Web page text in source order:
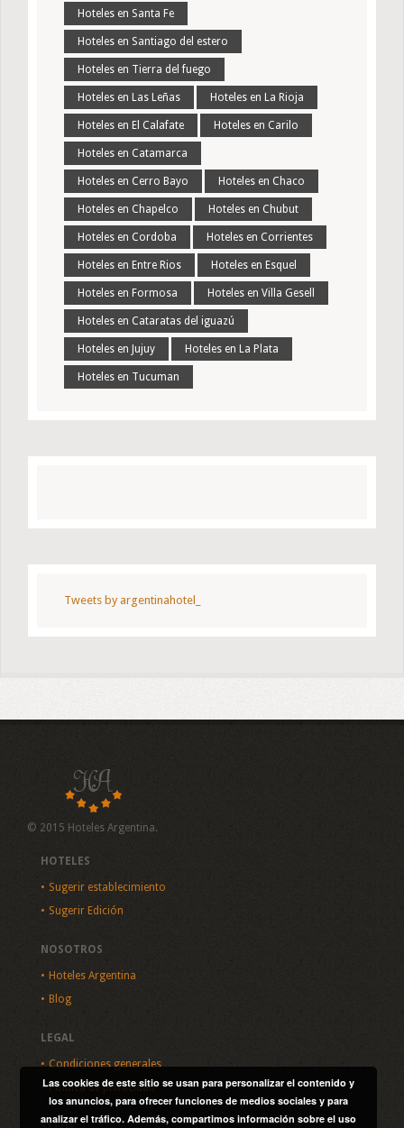
Hoteles en Santa Fe
Hoteles en Santiago del estero
Hoteles en Tierra del fuego
Hoteles en Las Leñas Hoteles en La Rioja
Hoteles en El Calafate Hoteles en Carilo
Hoteles en Catamarca
Hoteles en Cerro Bayo Hoteles en Chaco
Hoteles en Chapelco Hoteles en Chubut
Hoteles en Cordoba Hoteles en Corrientes
Hoteles en Entre Rios Hoteles en Esquel
Hoteles en Formosa Hoteles en Villa Gesell
Hoteles en Cataratas del iguazú
Hoteles en Jujuy Hoteles en La Plata
Hoteles en Tucuman
Tweets by argentinahotel_
© 2015 Hoteles Argentina.
HOTELES
Sugerir establecimiento
Sugerir Edición
NOSOTROS
Hoteles Argentina
Blog
LEGAL
Condiciones generales
Política de privacidad
Las cookies de este sitio se usan para personalizar el contenido y
los anuncios, para ofrecer funciones de medios sociales y para
analizar el tráfico. Además, compartimos información sobre el uso